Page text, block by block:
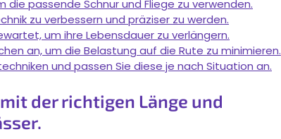
passende Schnur und Fliege zu verwenden.
zu verbessern und präziser zu werden.
um ihre Lebensdauer zu verlängern.
an, um die Belastung auf die Rute zu minimieren.
und passen Sie diese je nach Situation an.
der richtigen Länge und